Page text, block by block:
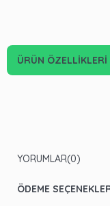
ÜRÜN ÖZELLIKLERI
YORUMLAR(0)
ÖDEME